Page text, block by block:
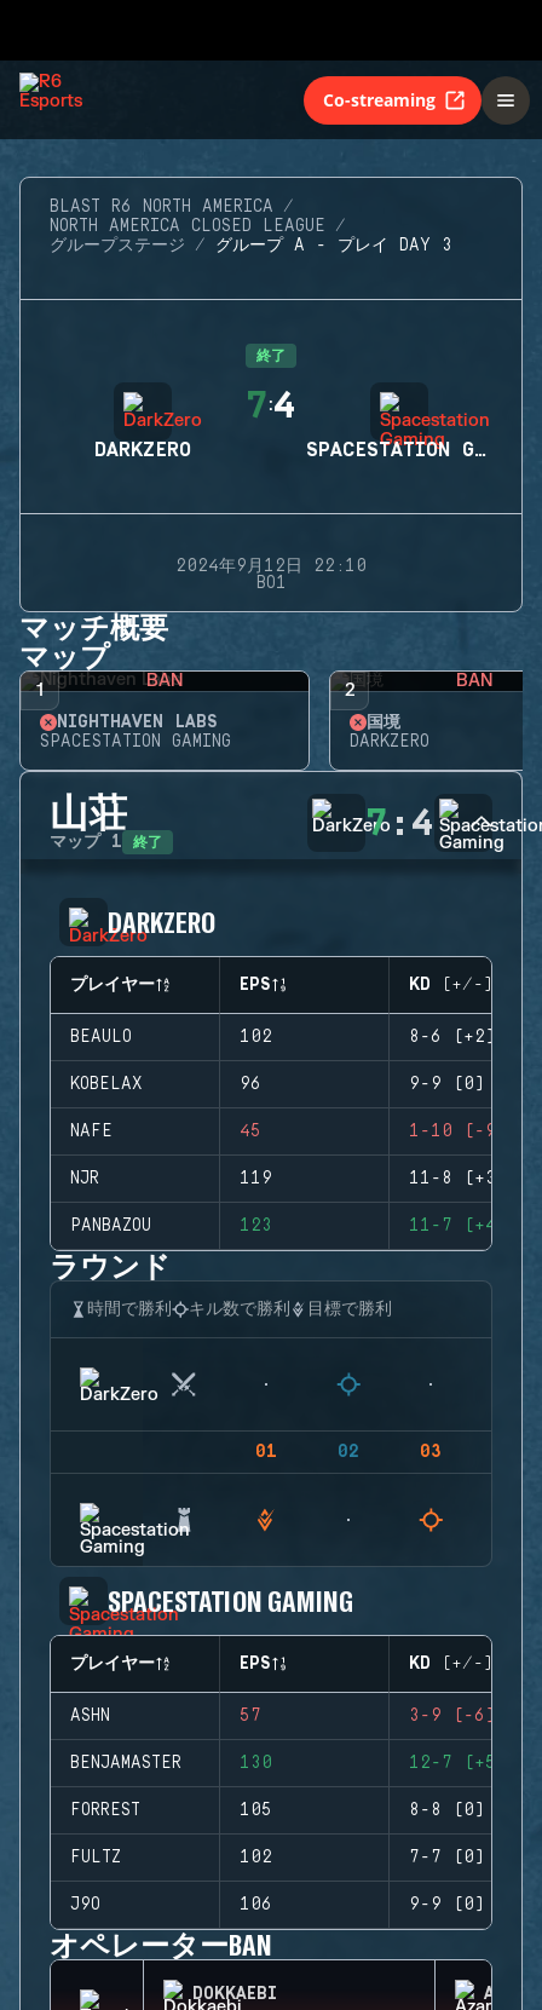
Co-streaming
BLAST R6 NORTH AMERICA
NORTH AMERICA CLOSED LEAGUE
グループステージ
グループ A - プレイ DAY 3
終了
DARKZERO
7:4
SPACESTATION GAMING
2024年9月12日 22:10
BO1
マッチ概要
マップ
1 BAN
NIGHTHAVEN LABS
SPACESTATION GAMING
2 BAN
国境
DARKZERO
山荘
マップ 1 終了 7: 4
DARKZERO
プレイヤー EPS KD (+/-)
BEAULO 102 8-6 (+2)
KOBELAX 96 9-9 (0)
NAFE 45 1-10 (-9)
NJR 119 11-8 (+3)
PANBAZOU 123 11-7 (+4)
ラウンド
時間で勝利 キル数で勝利 目標で勝利
01 02 03
SPACESTATION GAMING
プレイヤー EPS KD (+/-)
ASHN 57 3-9 (-6)
BENJAMASTER 130 12-7 (+5)
FORREST 105 8-8 (0)
FULTZ 102 7-7 (0)
J9O 106 9-9 (0)
オペレーターBAN
DOKKAEBI AZAMI